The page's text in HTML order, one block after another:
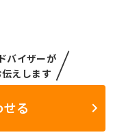
バイザーが
えします
る